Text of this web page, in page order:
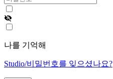
visibility_off
나를 기억해
Studio/비밀번호를 잊으셨나요?